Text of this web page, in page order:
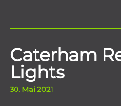
Caterham
Lights
30. Mai 2021